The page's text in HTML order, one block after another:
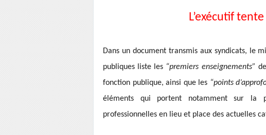
L’exécutif
Dans un document transmis aux syndicats, le
publiques liste les “premiers enseignements”
fonction publique, ainsi que les “points
éléments qui portent notamment sur la
professionnelles en lieu et place des actuelles